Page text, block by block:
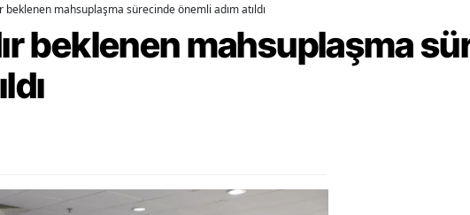
beklenen mahsuplaşma sürecinde önemli adım atıldı
beklenen mahsuplaşma